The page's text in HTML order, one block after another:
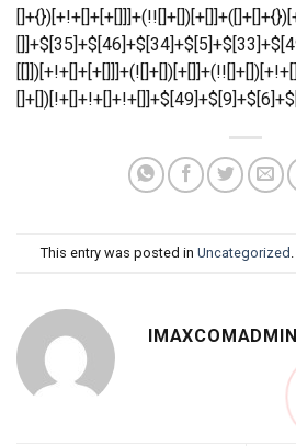
This entry was posted in Uncategorized
IMAXCOMADMIN